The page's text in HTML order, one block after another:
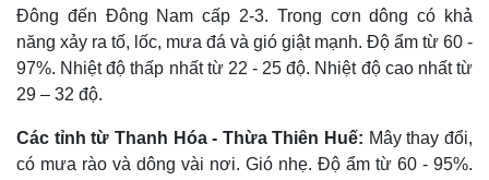
Đông đến Đông Nam cấp 2-3. Trong cơn dông có khả
năng xảy ra tố, lốc, mưa đá và gió giật mạnh. Độ ẩm từ 60 -
97%. Nhiệt độ thấp nhất từ 22 - 25 độ. Nhiệt độ cao nhất từ
29 – 32 độ.
Các tỉnh từ Thanh Hóa - Thừa Thiên Huế: Mây thay đổi,
có mưa rào và dông vài nơi. Gió nhẹ. Độ ẩm từ 60 - 95%.